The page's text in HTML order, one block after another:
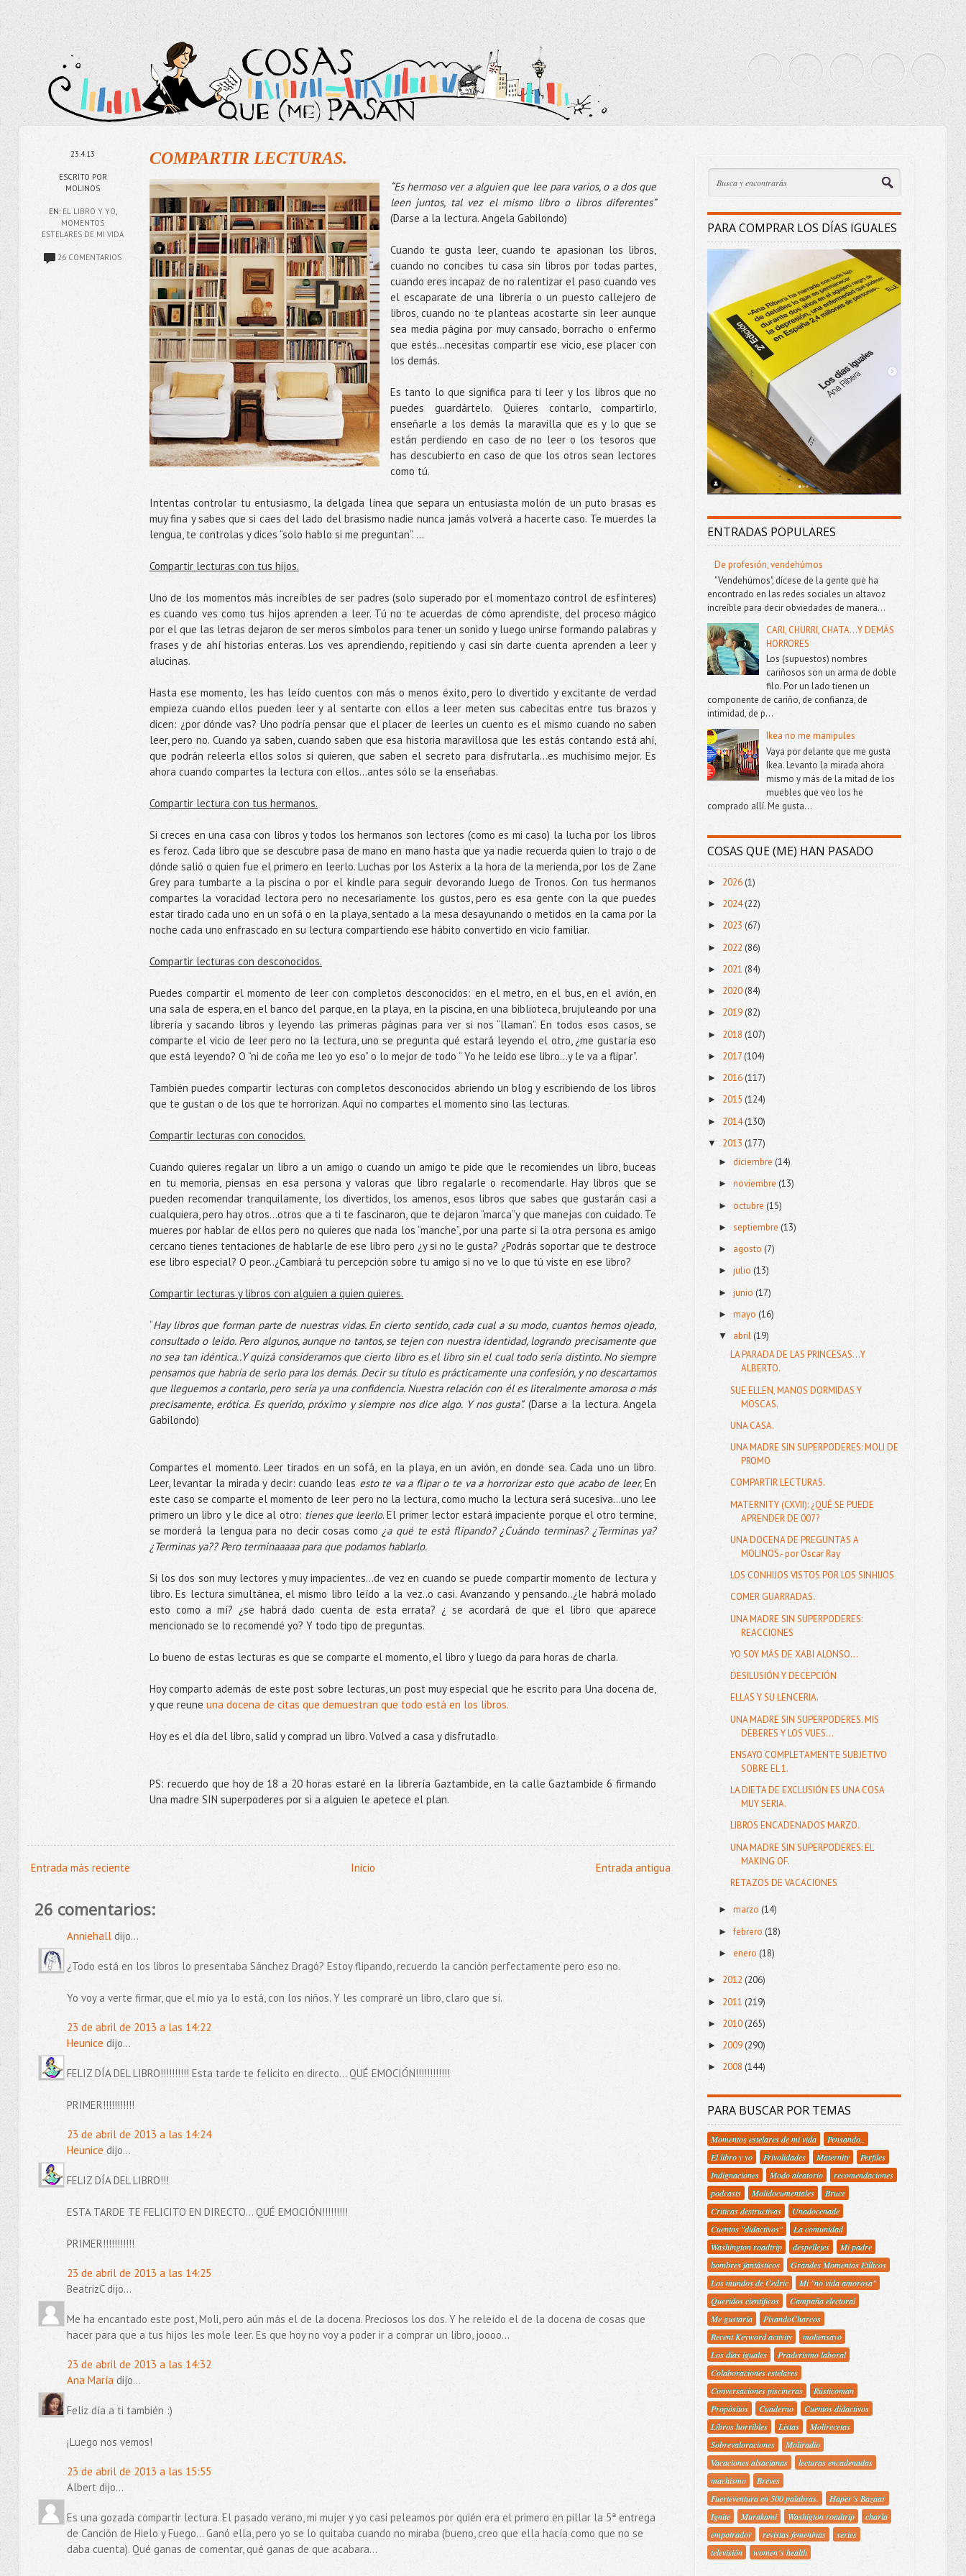
23.4.13
ESCRITO POR
MOLINOS
EN: EL LIBRO Y YO,
MOMENTOS
ESTELARES DE MI VIDA
26 COMENTARIOS
COMPARTIR LECTURAS.
“Es hermoso ver a alguien que lee para varios, o a dos que
leen juntos, tal vez el mismo libro o libros diferentes”
(Darse a la lectura. Angela Gabilondo)
Cuando te gusta leer, cuando te apasionan los libros,
cuando no concibes tu casa sin libros por todas partes,
cuando eres incapaz de no ralentizar el paso cuando ves
el escaparate de una librería o un puesto callejero de
libros, cuando no te planteas acostarte sin leer aunque
sea media página por muy cansado, borracho o enfermo
que estés…necesitas compartir ese vicio, ese placer con
los demás.
Es tanto lo que significa para ti leer y los libros que no
puedes guardártelo. Quieres contarlo, compartirlo,
enseñarle a los demás la maravilla que es y lo que se
están perdiendo en caso de no leer o los tesoros que
has descubierto en caso de que los otros sean lectores
como tú.
Intentas controlar tu entusiasmo, la delgada línea que separa un entusiasta molón de un puto brasas es
muy fina y sabes que si caes del lado del brasismo nadie nunca jamás volverá a hacerte caso. Te muerdes la
lengua, te controlas y dices “solo hablo si me preguntan”. …
Compartir lecturas con tus hijos.
Uno de los momentos más increíbles de ser padres (solo superado por el momentazo control de esfínteres)
es cuando ves como tus hijos aprenden a leer. Tú no te acuerdas de cómo aprendiste, del proceso mágico
por el que las letras dejaron de ser meros símbolos para tener un sonido y luego unirse formando palabras y
frases y de ahí historias enteras. Los ves aprendiendo, repitiendo y casi sin darte cuenta aprenden a leer y
alucinas.
Hasta ese momento, les has leído cuentos con más o menos éxito, pero lo divertido y excitante de verdad
empieza cuando ellos pueden leer y al sentarte con ellos a leer meten sus cabecitas entre tus brazos y
dicen: ¿por dónde vas? Uno podría pensar que el placer de leerles un cuento es el mismo cuando no saben
leer, pero no. Cuando ya saben, cuando saben que esa historia maravillosa que les estás contando está ahí,
que podrán releerla ellos solos si quieren, que saben el secreto para disfrutarla…es muchísimo mejor. Es
ahora cuando compartes la lectura con ellos…antes sólo se la enseñabas.
Compartir lectura con tus hermanos.
Si creces en una casa con libros y todos los hermanos son lectores (como es mi caso) la lucha por los libros
es feroz. Cada libro que se descubre pasa de mano en mano hasta que ya nadie recuerda quien lo trajo o de
dónde salió o quien fue el primero en leerlo. Luchas por los Asterix a la hora de la merienda, por los de Zane
Grey para tumbarte a la piscina o por el kindle para seguir devorando Juego de Tronos. Con tus hermanos
compartes la voracidad lectora pero no necesariamente los gustos, pero es esa gente con la que puedes
estar tirado cada uno en un sofá o en la playa, sentado a la mesa desayunando o metidos en la cama por la
noche cada uno enfrascado en su lectura compartiendo ese hábito convertido en vicio familiar.
Compartir lecturas con desconocidos.
Puedes compartir el momento de leer con completos desconocidos: en el metro, en el bus, en el avión, en
una sala de espera, en el banco del parque, en la playa, en la piscina, en una biblioteca, brujuleando por una
librería y sacando libros y leyendo las primeras páginas para ver si nos “llaman”. En todos esos casos, se
comparte el vicio de leer pero no la lectura, uno se pregunta qué estará leyendo el otro, ¿me gustaría eso
que está leyendo? O “ni de coña me leo yo eso” o lo mejor de todo “ Yo he leído ese libro…y le va a flipar”.
También puedes compartir lecturas con completos desconocidos abriendo un blog y escribiendo de los libros
que te gustan o de los que te horrorizan. Aquí no compartes el momento sino las lecturas.
Compartir lecturas con conocidos.
Cuando quieres regalar un libro a un amigo o cuando un amigo te pide que le recomiendes un libro, buceas
en tu memoria, piensas en esa persona y valoras que libro regalarle o recomendarle. Hay libros que se
pueden recomendar tranquilamente, los divertidos, los amenos, esos libros que sabes que gustarán casi a
cualquiera, pero hay otros…otros que a ti te fascinaron, que te dejaron “marca”y que manejas con cuidado. Te
mueres por hablar de ellos pero no quieres que nada los “manche”, por una parte si la otra persona es amigo
cercano tienes tentaciones de hablarle de ese libro pero ¿y si no le gusta? ¿Podrás soportar que te destroce
ese libro especial? O peor..¿Cambiará tu percepción sobre tu amigo si no ve lo que tú viste en ese libro?
Compartir lecturas y libros con alguien a quien quieres.
“Hay libros que forman parte de nuestras vidas. En cierto sentido, cada cual a su modo, cuantos hemos ojeado,
consultado o leído. Pero algunos, aunque no tantos, se tejen con nuestra identidad, logrando precisamente que
no sea tan idéntica..Y quizá consideramos que cierto libro es el libro sin el cual todo sería distinto. No siempre
pensamos que habría de serlo para los demás. Decir su título es prácticamente una confesión, y no descartamos
que lleguemos a contarlo, pero sería ya una confidencia. Nuestra relación con él es literalmente amorosa o más
precisamente, erótica. Es querido, próximo y siempre nos dice algo. Y nos gusta”.(Darse a la lectura. Angela
Gabilondo)
Compartes el momento. Leer tirados en un sofá, en la playa, en un avión, en donde sea. Cada uno un libro.
Leer, levantar la mirada y decir: cuando leas esto te va a flipar o te va a horrorizar esto que acabo de leer.En
este caso se comparte el momento de leer pero no la lectura, como mucho la lectura será sucesiva…uno lee
primero un libro y le dice al otro: tienes que leerlo. El primer lector estará impaciente porque el otro termine,
se morderá la lengua para no decir cosas como¿a qué te está flipando? ¿Cuándo terminas? ¿Terminas ya?
¿Terminas ya?? Pero terminaaaaa para que podamos hablarlo.
Si los dos son muy lectores y muy impacientes…de vez en cuando se puede compartir momento de lectura y
libro. Es lectura simultánea, el mismo libro leído a la vez..o casi. Avanzando y pensando..¿le habrá molado
esto como a mí? ¿se habrá dado cuenta de esta errata? ¿ se acordará de que el libro que aparece
mencionado se lo recomendé yo? Y todo tipo de preguntas.
Lo bueno de estas lecturas es que se comparte el momento, el libro y luego da para horas de charla.
Hoy comparto además de este post sobre lecturas, un post muy especial que he escrito para Una docena de,
y que reune una docena de citas que demuestran que todo está en los libros.
Hoy es el día del libro, salid y comprad un libro. Volved a casa y disfrutadlo.
PS: recuerdo que hoy de 18 a 20 horas estaré en la librería Gaztambide, en la calle Gaztambide 6 firmando
Una madre SIN superpoderes por si a alguien le apetece el plan.
Entrada más reciente Entrada antigua
Inicio
26 comentarios:
Anniehalldijo...
¿Todo está en los libros lo presentaba Sánchez Dragó? Estoy flipando, recuerdo la canción perfectamente pero eso no.
Yo voy a verte firmar, que el mío ya lo está, con los niños. Y les compraré un libro, claro que sí.
23 de abril de 2013 a las 14:22
Heunice dijo...
FELIZ DÍA DEL LIBRO!!!!!!!!!! Esta tarde te felicito en directo... QUÉ EMOCIÓN!!!!!!!!!!!!
PRIMER!!!!!!!!!!!
23 de abril de 2013 a las 14:24
Heunice dijo...
FELIZ DÍA DEL LIBRO!!!
ESTA TARDE TE FELICITO EN DIRECTO... QUÉ EMOCIÓN!!!!!!!!!
PRIMER!!!!!!!!!!!
23 de abril de 2013 a las 14:25
BeatrizC dijo...
Me ha encantado este post, Moli, pero aún más el de la docena. Preciosos los dos. Y he releído el de la docena de cosas que
hacer para que a tus hijos les mole leer. Es que hoy no voy a poder ir a comprar un libro, joooo...
23 de abril de 2013 a las 14:32
Ana Maríadijo...
Feliz día a ti también :)
¡Luego nos vemos!
23 de abril de 2013 a las 15:55
Albert dijo...
Es una gozada compartir lectura. El pasado verano, mi mujer y yo casi peleamos por quién era el primero en pillar la 5ª entrega
de Canción de Hielo y Fuego... Ganó ella, pero yo se lo quitaba cuando no miraba (bueno, creo que ella hacía como que no se
daba cuenta). Qué ganas de comentar, qué ganas de que acabara...
PARA COMPRAR LOS DÍAS IGUALES
ENTRADAS POPULARES
De profesión, vendehúmos
"Vendehúmos", dícese de la gente que ha
encontrado en las redes sociales un altavoz
increíble para decir obviedades de manera...
CARI, CHURRI, CHATA...Y DEMÁS
HORRORES
Los (supuestos) nombres
cariñosos son un arma de doble
filo. Por un lado tienen un
componente de cariño, de confianza, de
intimidad, de p...
Ikea no me manipules
Vaya por delante que me gusta
Ikea. Levanto la mirada ahora
mismo y más de la mitad de los
muebles que veo los he
comprado allí. Me gusta...
COSAS QUE (ME) HAN PASADO
► 2026 (1)
► 2024(22)
► 2023 (67)
► 2022 (86)
► 2021 (84)
► 2020(84)
► 2019(82)
► 2018 (107)
► 2017 (104)
► 2016(117)
► 2015 (124)
► 2014(130)
▼ 2013 (177)
►diciembre (14)
►noviembre (13)
►octubre (15)
► septiembre (13)
► agosto(7)
►julio(13)
►junio (17)
►mayo(16)
▼ abril (19)
LA PARADA DE LAS PRINCESAS...Y
ALBERTO.
SUE ELLEN, MANOS DORMIDAS Y
MOSCAS.
UNA CASA.
UNA MADRE SIN SUPERPODERES: MOLI DE
PROMO
COMPARTIR LECTURAS.
MATERNITY (CXVII): ¿QUÉ SE PUEDE
APRENDER DE 007?
UNA DOCENA DE PREGUNTAS A
MOLINOS.- por Oscar Ray
LOS CONHIJOS VISTOS POR LOS SINHIJOS
COMER GUARRADAS.
UNA MADRE SIN SUPERPODERES:
REACCIONES
YO SOY MÁS DE XABI ALONSO...
DESILUSIÓN Y DECEPCIÓN
ELLAS Y SU LENCERIA.
UNA MADRE SIN SUPERPODERES. MIS
DEBERES Y LOS VUES...
ENSAYO COMPLETAMENTE SUBJETIVO
SOBRE EL 1.
LA DIETA DE EXCLUSIÓN ES UNA COSA
MUY SERIA.
LIBROS ENCADENADOS MARZO.
UNA MADRE SIN SUPERPODERES: EL
MAKING OF.
RETAZOS DE VACACIONES
►marzo(14)
►febrero(18)
►enero(18)
► 2012 (206)
► 2011 (219)
► 2010 (265)
► 2009 (290)
► 2008 (144)
PARA BUSCAR POR TEMAS
Momentos estelares de mi vida
Pensando..
El libro y yo
Frivolidades Maternity
Perfiles
Indignaciones
Modo aleatorio
recomendaciones
podcasts
Molidocumentales
Bruce
Criticas destructivas
Unadocenade
Cuentos "didactivos"
La comunidad
Washington roadtrip
despellejes
Mi padre
hombres fantásticos
Grandes Momentos Etílicos
Los mundos de Cedric
Mi "no vida amorosa"
Queridos científicos
Campaña electoral
Me gustaría
PisandoCharcos
Recent Keyword activity
moliensayo
Los días iguales
Praderismo laboral
Colaboraciones estelares
Conversaciones piscineras
Rústicoman
Propósitos
Cuaderno
Cuentos didactivos
Libros horribles
Listas
Molirecetas
Sobrevaloraciones
Moliradio
Vacaciones alsacianas
lecturas encadenadas
machismo
Breves
Fuerteventura en 500 palabras.
Haper´s Bazaar
Ignite
Murakami Washigton roadtrip
charla
empotrador
revistas femeninas
series
televisión
women´s health